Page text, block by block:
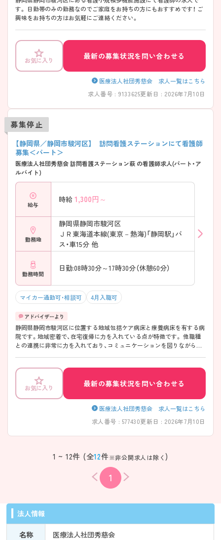
す。 日勤帯のみの勤務なのでご家庭をお持ちの方にもおすすめです！ ご
興味をお持ちの方はお気軽にご連絡ください。
お気に入り 最新の募集状況を問い合わせる
医療法人社団秀慈会 求人一覧はこちら
求人番号 : 9133625更新日 : 2026年7月10日
募集停止
【静岡県／静岡市駿河区】 訪問看護ステーションにて看護師
募集＜パート＞
医療法人社団秀慈会 訪問看護ステーション萩 の看護師求人(パート・ア
ルバイト)
給与
時給 1,300円～
勤務地
静岡県静岡市駿河区
ＪＲ東海道本線(東京－熱海)「静岡駅」バ
ス・車15分 他
勤務時間
日勤:08時30分～17時30分（休憩60分）
マイカー通勤可・相談可 4月入職可
静岡県静岡市駿河区に位置する地域包括ケア病床と療養病床を有する病
院です。地域密着で、在宅復帰に力を入れている点が特徴です。 他職種
との連携に非常に力を入れており、コミュニケーションを図りながら全
で残業も少なく、法人内の施設への異動等も叶いますので、ワークライフ
バランスを重視される方におすすめの求人です。 ご興味ある方には、面
接対策ポイントなど、さらに詳細をお話しいたしますのでお気軽にご相
談ください。
お気に入り 最新の募集状況を問い合わせる
医療法人社団秀慈会 求人一覧はこちら
求人番号 : 577430更新日 : 2026年7月10日
1 ~ 12件 (全12件※非公開求人は除く )
1
法人情報
名称
医療法人社団秀慈会